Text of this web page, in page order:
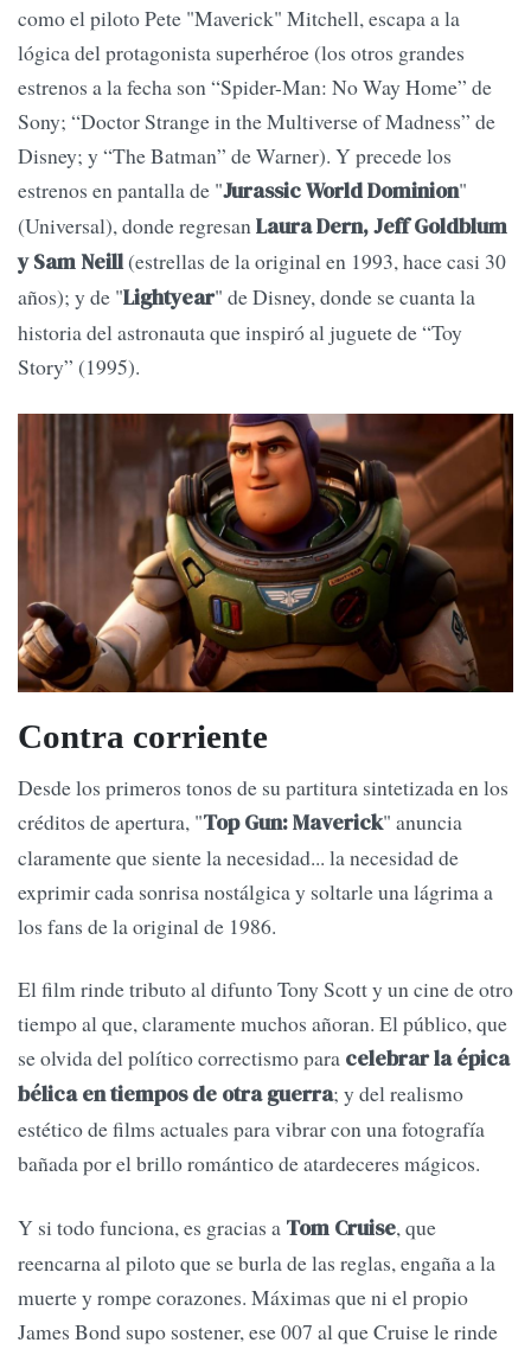
como el piloto Pete "Maverick" Mitchell, escapa a la
lógica del protagonista superhéroe (los otros grandes
estrenos a la fecha son “Spider-Man: No Way Home” de
Sony; “Doctor Strange in the Multiverse of Madness” de
Disney; y “The Batman” de Warner). Y precede los
estrenos en pantalla de "Jurassic World Dominion"
(Universal), donde regresanLaura Dern, Jeff Goldblum
y Sam Neill(estrellas de la original en 1993, hace casi 30
años); y de "Lightyear" de Disney, donde se cuanta la
historia del astronauta que inspiró al juguete de “Toy
Story” (1995).
Contra corriente
Desde los primeros tonos de su partitura sintetizada en los
créditos de apertura, "Top Gun: Maverick" anuncia
claramente que siente la necesidad... la necesidad de
exprimir cada sonrisa nostálgica y soltarle una lágrima a
los fans de la original de 1986.
El film rinde tributo al difunto Tony Scott y un cine de otro
tiempo al que, claramente muchos añoran. El público, que
se olvida del político correctismo para celebrar la épica
bélica en tiempos de otra guerra; y del realismo
estético de films actuales para vibrar con una fotografía
bañada por el brillo romántico de atardeceres mágicos.
Y si todo funciona, es gracias a Tom Cruise, que
reencarna al piloto que se burla de las reglas, engaña a la
muerte y rompe corazones. Máximas que ni el propio
James Bond supo sostener, ese 007 al que Cruise le rinde